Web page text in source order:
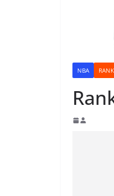
NBA